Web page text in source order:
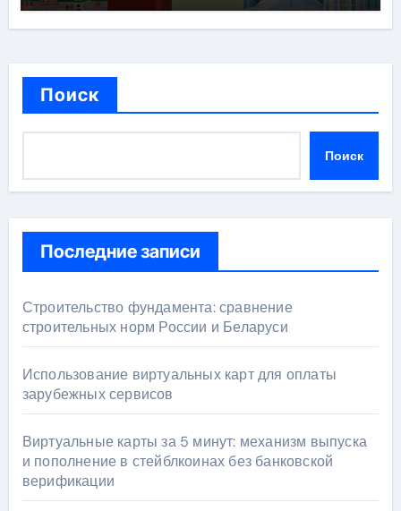
Поиск
Поиск
Последние записи
Строительство фундамента: сравнение
строительных норм России и Беларуси
Использование виртуальных карт для оплаты
зарубежных сервисов
Виртуальные карты за 5 минут: механизм выпуска
и пополнение в стейблкоинах без банковской
верификации